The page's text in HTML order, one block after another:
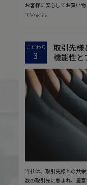
お客様に安心してお買い
ています。
こだわり
3
取引先様
機能性と
当社は、取引先様との共
数の取引先に恵まれ、豊